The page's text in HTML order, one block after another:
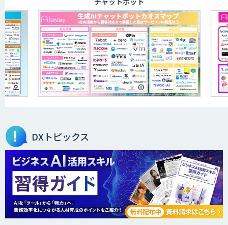
DXトピックス